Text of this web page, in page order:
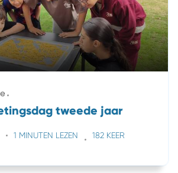
tweede jaar
1 MINUTEN LEZEN
182 KEER